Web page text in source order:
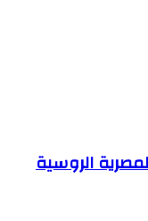
الروسية